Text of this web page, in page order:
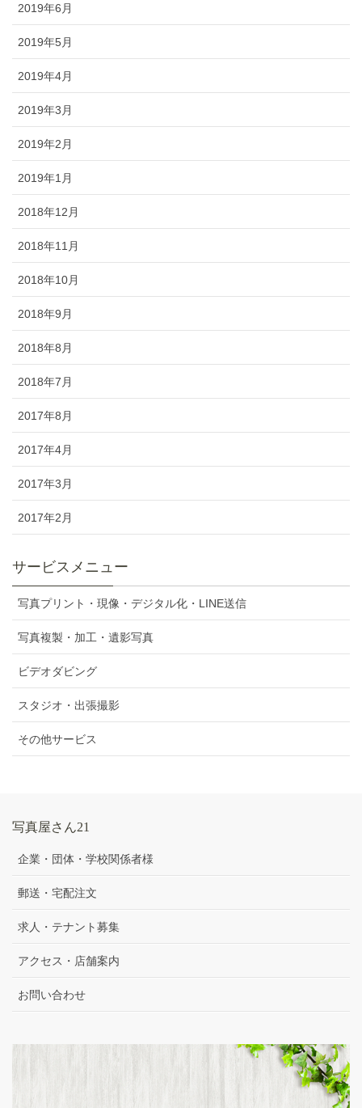
2019年6月
2019年5月
2019年4月
2019年3月
2019年2月
2019年1月
2018年12月
2018年11月
2018年10月
2018年9月
2018年8月
2018年7月
2017年8月
2017年4月
2017年3月
2017年2月
サービスメニュー
写真プリント・現像・デジタル化・LINE送信
写真複製・加工・遺影写真
ビデオダビング
スタジオ・出張撮影
その他サービス
写真屋さん21
企業・団体・学校関係者様
郵送・宅配注文
求人・テナント募集
アクセス・店舗案内
お問い合わせ